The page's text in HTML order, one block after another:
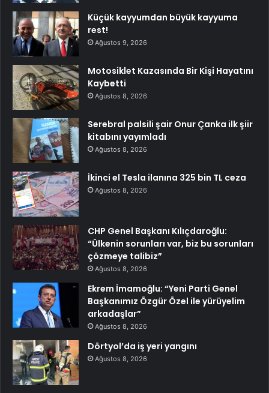
Küçük kayyumdan büyük kayyuma
rest!
Ağustos 9, 2026
Motosiklet Kazasında Bir Kişi Hayatını
Kaybetti
Ağustos 8, 2026
Serebral palsili şair Onur Çanka ilk şiir
kitabını yayımladı
Ağustos 8, 2026
İkinci el Tesla ilanına 325 bin TL ceza
Ağustos 8, 2026
CHP Genel Başkanı Kılıçdaroğlu:
“Ülkenin sorunları var, biz bu sorunları
çözmeye talibiz”
Ağustos 8, 2026
Ekrem İmamoğlu: “Yeni Parti Genel
Başkanımız Özgür Özel ile yürüyelim
arkadaşlar”
Ağustos 8, 2026
Dörtyol’da iş yeri yangını
Ağustos 8, 2026